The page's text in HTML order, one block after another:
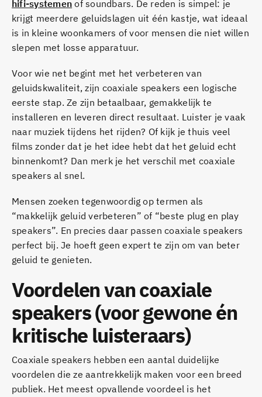
hifi-systemen of soundbars. De reden is simpel: je
krijgt meerdere geluidslagen uit één kastje, wat ideaal
is in kleine woonkamers of voor mensen die niet willen
slepen met losse apparatuur.
Voor wie net begint met het verbeteren van
geluidskwaliteit, zijn coaxiale speakers een logische
eerste stap. Ze zijn betaalbaar, gemakkelijk te
installeren en leveren direct resultaat. Luister je vaak
naar muziek tijdens het rijden? Of kijk je thuis veel
films zonder dat je het idee hebt dat het geluid echt
binnenkomt? Dan merk je het verschil met coaxiale
speakers al snel.
Mensen zoeken tegenwoordig op termen als
“makkelijk geluid verbeteren” of “beste plug en play
speakers”. En precies daar passen coaxiale speakers
perfect bij. Je hoeft geen expert te zijn om van beter
geluid te genieten.
Voordelen van coaxiale
speakers (voor gewone én
kritische luisteraars)
Coaxiale speakers hebben een aantal duidelijke
voordelen die ze aantrekkelijk maken voor een breed
publiek. Het meest opvallende voordeel is het